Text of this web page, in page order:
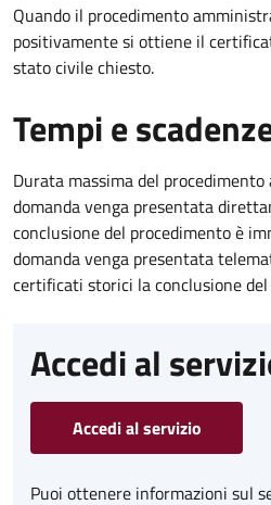
Quando il procedimento
positivamente si ottiene il
stato civile chiesto.
Tempi e
Durata massima del
domanda venga presentata
conclusione del procedimento è
domanda venga presentata
certificati storici la conclusione
Accedi al
Accedi al servizio
Puoi ottenere informazioni sul